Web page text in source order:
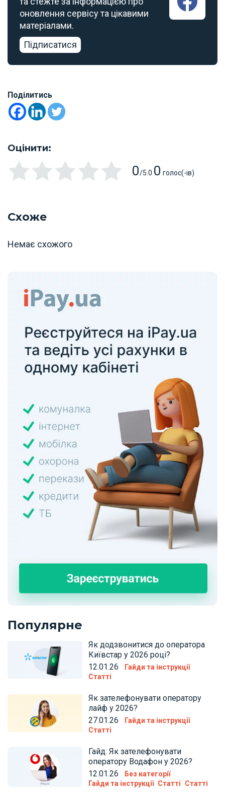
оновлення сервісу та цікавими
матеріалами.
Підписатися
Поділитись
Оцінити:
0/5.0 0 голос(-ів)
Схоже
Немає схожого
Популярне
Як додзвонитися до оператора
Київстар у 2026 році?
12.01.26
Гайди та інструкції
Статті
Як зателефонувати оператору
лайф у 2026?
27.01.26
Гайди та інструкції
Статті
Гайд: Як зателефонувати
оператору Водафон у 2026?
12.01.26
Без категорії
Гайди та інструкції Статті Статті